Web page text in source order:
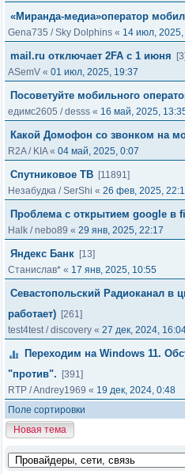
«Миранда-медиа»оператор
Gena735 /Sky Dolphins « 14 июл, 2025,
mail.ru отключает 2FA с 1 июня
[3]
ASemV « 01 июл, 2025, 19:37
Посоветуйте мобильного
едимс2605 /desss « 16 май, 2025,
Какой Домофон со звонком на
R2A/ KIA« 04 май, 2025, 0:07
Спутниковое ТВ [11891]
Незабудка /SerShi « 26 фев, 2025,
Проблема с открытием google в
Halk /nebo89 « 29 янв, 2025, 22:17
Яндекс Банк [13]
Станислав* « 17 янв, 2025, 10:55
Севастопольский Радиоканал
работает) [261]
test4test/discovery « 27 дек, 2024,
Переходим на Windows 11.
"против".
[391]
RTP /Andrey1969 « 19 дек, 2024, 0:48
Поле сортировки
Новая тема